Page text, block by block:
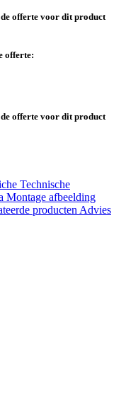
offerte voor dit product
offerte:
offerte voor dit product
Technische
Montage afbeelding
producten Advies